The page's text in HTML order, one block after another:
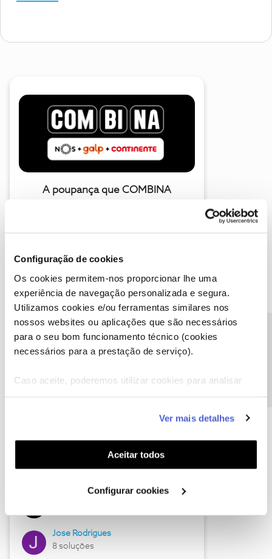
Configuração de cookies
Os cookies permitem-nos proporcionar lhe uma
experiência de navegação personalizada e segura.
Utilizamos cookies e/ou ferramentas similares nos
nossos websites ou aplicações que são necessários
para o seu bom funcionamento técnico (cookies
necessários para a prestação de serviço).
Caso aceite, poderemos utilizar cookies para analisar
funcionalidades (cookies de personalização e
funcionalidade) e adaptar anúncios aos seus interesses
(cookies de publicidade personalizada). Pode gerir a
utilização dos cookies clicando em "Configurar
Ver mais detalhes
Aceitar todos
Configurar cookies
A poupança que COMBINA
Descubra as novidades de junho
Hall of Fame de junho
Jose Rodrigues
8 soluções